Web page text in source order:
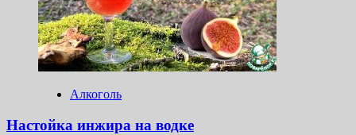
Алкоголь
Настойка инжира на водке